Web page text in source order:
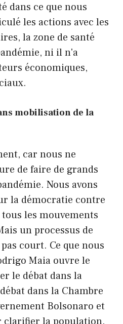
dans ce que nous
les actions avec les
la zone de santé
ni il n'a
économiques,
mobilisation de la
car nous ne
de faire de grands
Nous avons
la démocratie contre
les mouvements
un processus de
court. Ce que nous
Maia ouvre le
le débat dans la
dans la Chambre
Bolsonaro et
clarifier la population.